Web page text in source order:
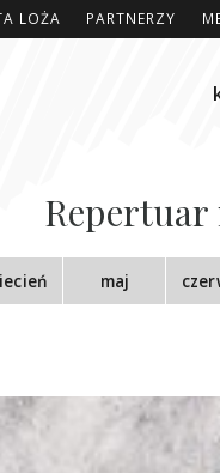
LOŻA PARTNERZY
Repertuar
maj